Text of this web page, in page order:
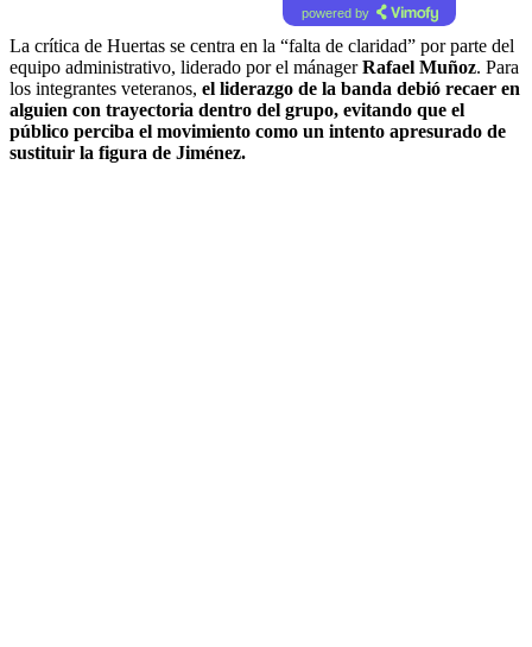
powered by
La crítica de Huertas se centra en la “falta de claridad” por parte del
equipo administrativo, liderado por el mánagerRafael Muñoz. Para
los integrantes veteranos, el liderazgo de la banda debió recaer en
alguien con trayectoria dentro del grupo, evitando que el
público perciba el movimiento como un intento apresurado de
sustituir la figura de Jiménez.